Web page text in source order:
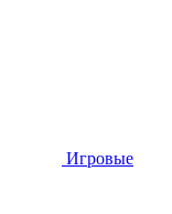
Игровые